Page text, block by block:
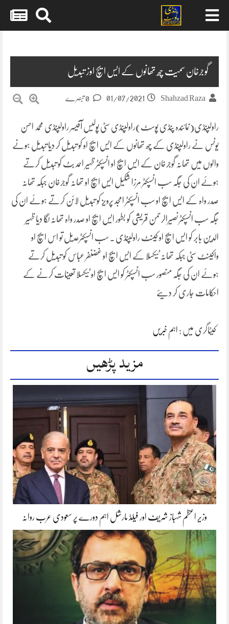
گوجرخان سمیت چھ تھانوں کے ایس ایچ اوز تبدیل
Shahzad Raza
01/07/2021
راولپنڈی(نمائندہ پنڈی پوسٹ)راولپنڈی سٹی پولیس آفیسر راولپنڈی محمد احسن
یونس نے راولپنڈی کے چھ تھانوں کے ایس ایچ او کو تبدیل کر دیا تبدیل ہونے
والوں میں تھانہ گوجرخان کے ایس ایچ او انسپکٹر ظہیر احمد بٹ کو تبدیل کرتے
ہوئے ان کی جگہ سب انسپکٹر مرزا شکیل ایس ایچ او تھانہ گوجرخان جبکہ تھانہ
صدر واہ کے ایس ایچ او سب انسپکٹر امجد پرویز کو تبدیل لائن کرتے ہوئے ان کی
جگہ سب انسپکٹر نصیرالرحمن قریشی کو بطور ایس ایچ او صدر واہ تھانہ لگا دیا ظہیر
الدین بابر کو ایس ایچ او کینٹ راولپنڈی ۔ سب انسپکٹرعدیل تو اس ایچ او
واکینٹ سٹی جبکہ تھانہ ٹیکسلا کے ایس ایچ او غضنفر عباس کو تبدیل کرتے
ہوئے ان کی جگہ منصور سب انسپکٹر کو ایس ایچ او ٹیکسلا تعینات کرنے کے
احکامات جاری کر دیئے
کیٹاگری میں : اہم خبریں
مزید پڑھیں
وزیر اعظم شہباز شریف اور فیلڈ مارشل اہم دورے پر سعودی عرب روانہ